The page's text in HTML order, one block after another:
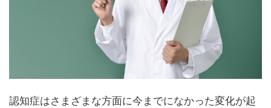
認知症はさまざまな方面に今までになかった変化が起